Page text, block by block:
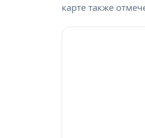
карте также